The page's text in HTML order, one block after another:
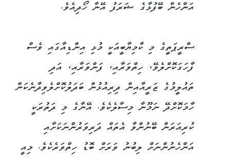
އަންހެން ބޭފުޅާގެ ޝަރަފު އޭނާ ހޯދިއެވެ.
ސްރީޕަތީގެ މި ކާމިޔާބީއަކީ މުޅި އިންޑިއާގައި ވެސް
ފާހަގަކޮށްލެވޭ، ހިތްވަރާއި، ފަންވަރާއި، އަދި
ތައުލީމުގެ ޒަރީއާއިން ދިރިއުޅުން ބަދަލުކޮށްލެވިދާނެކަން
ހާމަކޮށްދޭ ނަމޫނާ މިސާލެކެވެ. އޭނާގެ މި ދަތުރަކީ
ކުރިއަރަން ބޭނުންވާ އެތައް ދަރިވަރުންނަކަށާއި
އަންހެނުންނަށް ލިބުނު ވަރަށް ބޮޑު ހިތްވަރެކެވެ. މިއީ